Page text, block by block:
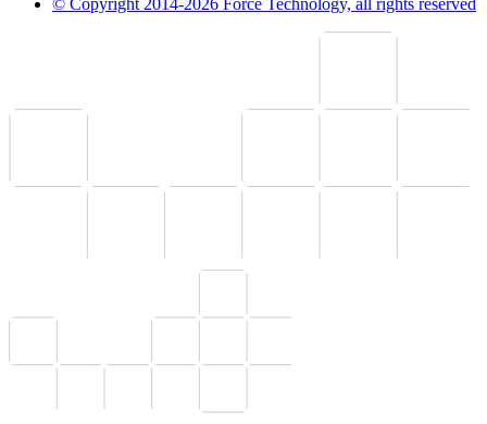
© Copyright 2014-2026 Force Technology, all rights reserved